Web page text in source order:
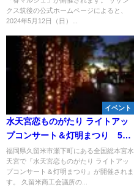
クス筑後の公式ホームページによると、
2024年5月12日（日）...
イベント
水天宮恋ものがたり ライトアッ
プコンサート＆灯明まつり 5千
個の灯明が境内と筑後川を彩
る！
福岡県久留米市瀬下町にある全国総本宮水
天宮で『水天宮恋ものがたり ライトアッ
プコンサート＆灯明まつり』が開催されま
す。 久留米商工会議所の...